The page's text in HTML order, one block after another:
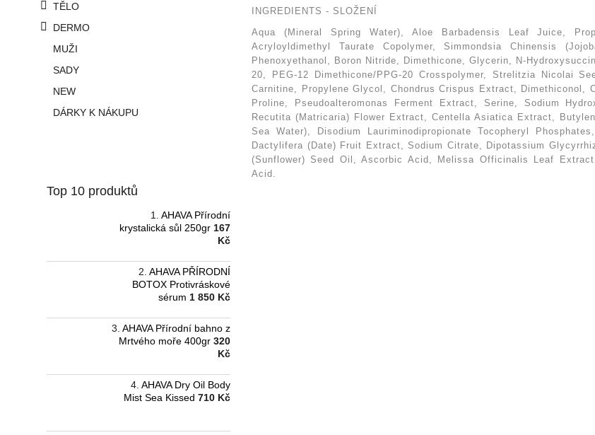
TĚLO
DERMO
MUŽI
SADY
NEW
DÁRKY K NÁKUPU
Top 10 produktů
AHAVA Přírodní
krystalická sůl 250gr 167
Kč
AHAVA PŘÍRODNÍ
BOTOX Protivráskové
sérum 1 850 Kč
AHAVA Přírodní bahno z
Mrtvého moře 400gr 320
Kč
AHAVA Dry Oil Body
Mist Sea Kissed 710 Kč
INGREDIENTS - SLOŽENÍ
Aqua (Mineral Spring Water), Aloe Barbadensis Leaf Juice,
Acryloyldimethyl Taurate Copolymer, Simmondsia Chinensis
Phenoxyethanol, Boron Nitride, Dimethicone, Glycerin, N-
20, PEG-12 Dimethicone/PPG-20 Crosspolymer, Strelitzia Nicolai
Carnitine, Propylene Glycol, Chondrus Crispus Extract,
Proline, Pseudoalteromonas Ferment Extract, Serine, Sodium
Recutita (Matricaria) Flower Extract, Centella Asiatica Extract,
Sea Water), Disodium Lauriminodipropionate Tocopheryl
Dactylifera (Date) Fruit Extract, Sodium Citrate, Dipotassium
(Sunflower) Seed Oil, Ascorbic Acid, Melissa Officinalis Leaf
Acid.